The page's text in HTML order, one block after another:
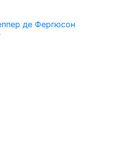
де Фергюсон